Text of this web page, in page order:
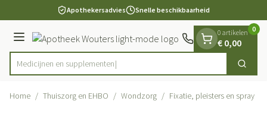
Ga naar de inhoudApothekersadvies Snelle beschikbaarheid
Menu
Product, merk, categorie...
Medic Zoek
0 artikelen
€ 0,00
0
Home / Thuiszorg en EHBO / Wondzorg / Fixatie, pleisters en spray